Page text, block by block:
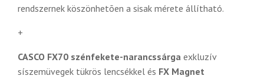
rendszernek köszönhetõen a sisak mérete állítható.
+
CASCO FX70 szénfekete-narancssárga exkluzív
síszemüvegek tükrös lencsékkel és FX Magnet